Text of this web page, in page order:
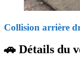
Collision arrière
🚗 Détails du